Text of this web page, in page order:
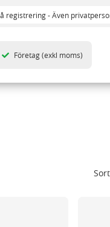
registrering - Även
Företag(exkl moms)